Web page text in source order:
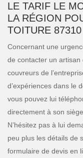
LE TARIF LE
LA RÉGION
TOITURE 87310
Concernant une
de contacter un artisan
couvreurs de
d’expériences dans le
vous pouvez lui
directement à son
N’hésitez pas à lui
peu plus les détails de
formulaire de devis en